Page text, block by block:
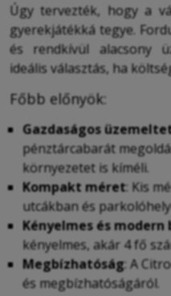
Úgy tervezték, hogy a
gyerekjátékká tegye.
és rendkívül alacsony
ideális választás, ha
Főbb előnyök:
Gazdaságos
pénztárcabarát
környezetet is kíméli.
Kompakt méret: Kis
utcákban és
Kényelmes és modern
kényelmes, akár 4 fő
Megbízhatóság: A
és megbízhatóságáról.